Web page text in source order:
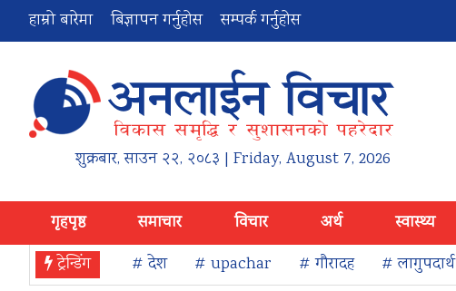
हाम्रो बारेमा बिज्ञापन गर्नुहोस सम्पर्क गर्नुहोस
शुक्रबार,साउन २२, २०८३ | Friday, August 7, 2026
गृहपृष्ठ समाचार विचार अर्थ स्वास्थ्य
ट्रेन्डिंग
# देश # upachar # गौरादह # लागुपदार्थ